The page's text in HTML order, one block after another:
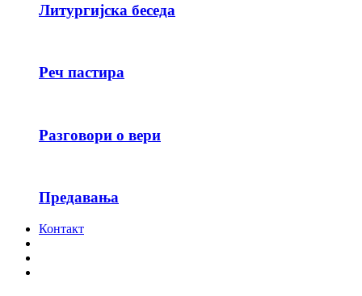
Литургијска беседа
Реч пастира
Разговори о вери
Предавања
Контакт